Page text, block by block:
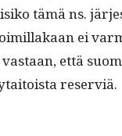
tämä ns.
ei
että
reserviä.